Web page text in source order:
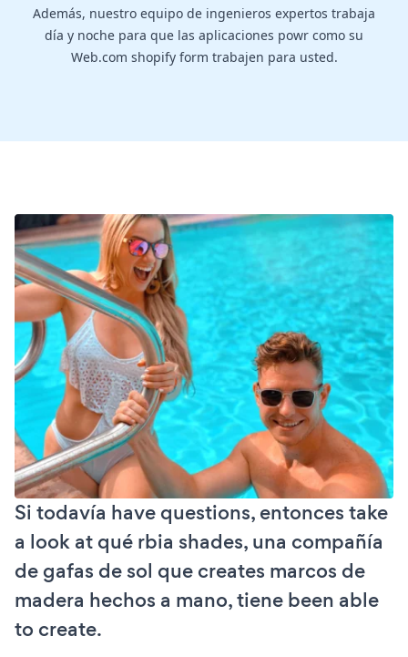
Además, nuestro equipo de ingenieros expertos trabaja
día y noche para que las aplicaciones powr como su
Web.com shopify form trabajen para usted.
Si todavía have questions, entonces take
a look at qué rbia shades, una compañía
de gafas de sol que creates marcos de
madera hechos a mano, tiene been able
to create.